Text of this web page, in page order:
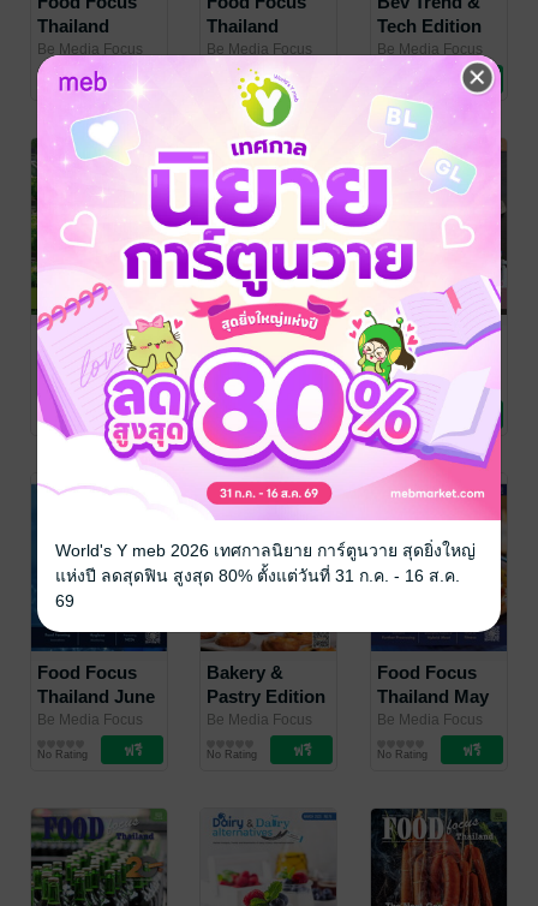
Thailand
October 2025
Be Media Focus
(Thailand) Co.,
Ltd./ Be Media
Focus (Thailand)
Co., Ltd.
นิตยสาร
อุตสาหกรรม
No Rating
Thailand
September
2025
Be Media Focus
(Thailand) Co.,
/ Be Media
Focus (Thailand)
นิตยสาร
อุตสาหกรรม
No Rating
Tech Edition
Supplement
Be Media Focus
(Thailand) Co.,
Ltd.
/ Be Media
Focus (Thailand)
Co., Ltd.
อุตสาหกรรม
No Rating
Food Focus
Thailand
August 2025
Be Media Focus
(Thailand) Co.,
Ltd. / Be Media
Focus (Thailand)
นิตยสาร
อุตสาหกรรม
No Rating
Chilled &
Frozen
Technology
Edition
Supplement
2025
Be Media Focus
(Thailand) Co.,
Ltd./ Be Media
Focus (Thailand)
Co., Ltd.
นิตยสาร
อุตสาหกรรม
No Rating
Food Focus
Thailand July
2025
Be Media Focus
(Thailand) Co.,
Ltd./ Be Media
Focus (Thailand)
Co., Ltd.
นิตยสาร
อุตสาหกรรม
No Rating
Food Focus
Thailand June
2025
Be Media Focus
(Thailand) Co.,
Ltd./ Be Media
Co., Ltd.
อุตสาหกรรม
No Rating
Bakery &
Pastry Edition
Supplement
Be Media Focus
(Thailand) Co.,
Ltd./ Be Media
อุตสาหกรรม
No Rating
Food Focus
Thailand May
2025
Be Media Focus
(Thailand) Co.,
Ltd. / Be Media
Co., Ltd.
อุตสาหกรรม
No Rating
World's Y meb 2026 เทศกาลนิยาย การ์ตูนวาย สุดยิ่งใหญ่
แห่งปี ลดสุดฟิน สูงสุด 80% ตั้งแต่วันที่ 31 ก.ค. - 16 ส.ค.
69